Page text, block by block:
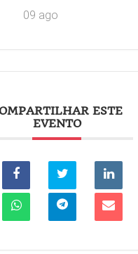
09 ago
ESTE
EVENTO